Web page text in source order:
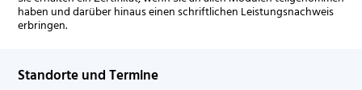
haben und darüber hinaus einen schriftlichen Leistungsnachweis
erbringen.
Standorte und Termine